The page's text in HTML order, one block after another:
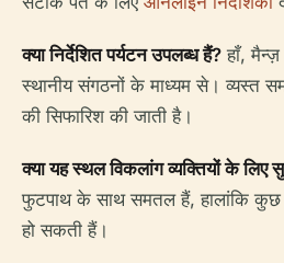
क्या निर्देशित पर्यटन उपलब्ध हैं? हाँ, मैन्ज़
स्थानीय संगठनों के माध्यम से। व्यस्त
की सिफारिश की जाती है।
क्या यह स्थल विकलांग व्यक्तियों के लिए
फुटपाथ के साथ समतल हैं, हालांकि
हो सकती हैं।